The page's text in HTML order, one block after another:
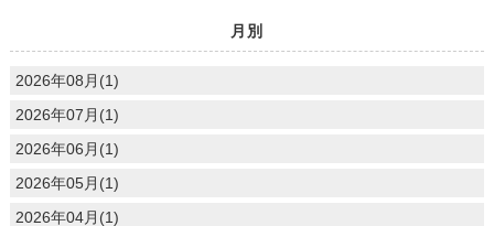
月別
2026年08月(1)
2026年07月(1)
2026年06月(1)
2026年05月(1)
2026年04月(1)